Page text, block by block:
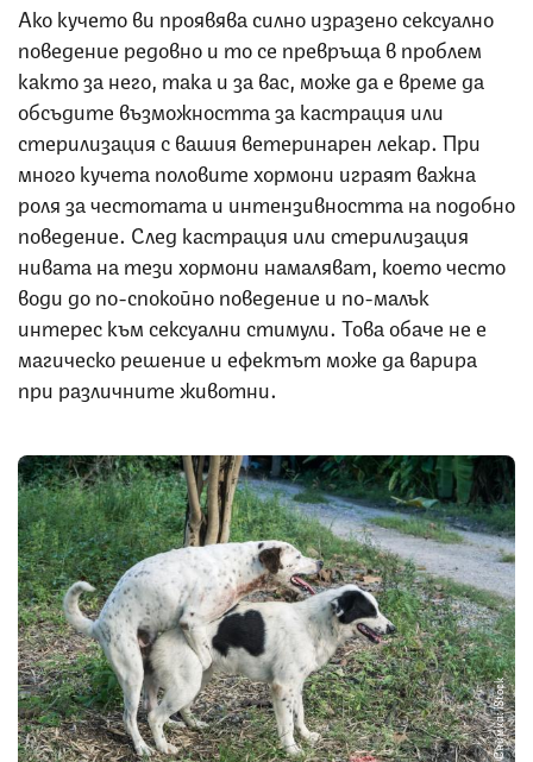
Ако кучето ви проявява силно изразено сексуално
поведение редовно и то се превръща в проблем
както за него, така и за вас, може да е време да
обсъдите възможността за кастрация или
стерилизация с вашия ветеринарен лекар. При
много кучета половите хормони играят важна
роля за честотата и интензивността на подобно
поведение. След кастрация или стерилизация
нивата на тези хормони намаляват, което често
води до по-спокойно поведение и по-малък
интерес към сексуални стимули. Това обаче не е
магическо решение и ефектът може да варира
при различните животни.
Снимка: iStock